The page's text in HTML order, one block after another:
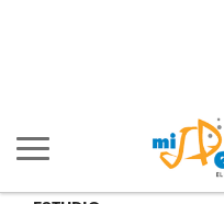
Mostrar/ocultar